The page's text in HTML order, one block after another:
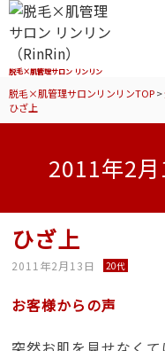
脱毛×肌管理サロン リンリン
脱毛×肌管理サロンリンリンTOP>
ひざ上
2011年2
ひざ上
2011年2月13日 20代
お客様からの声